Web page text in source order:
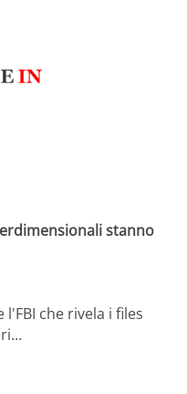
stanno
che rivela i files